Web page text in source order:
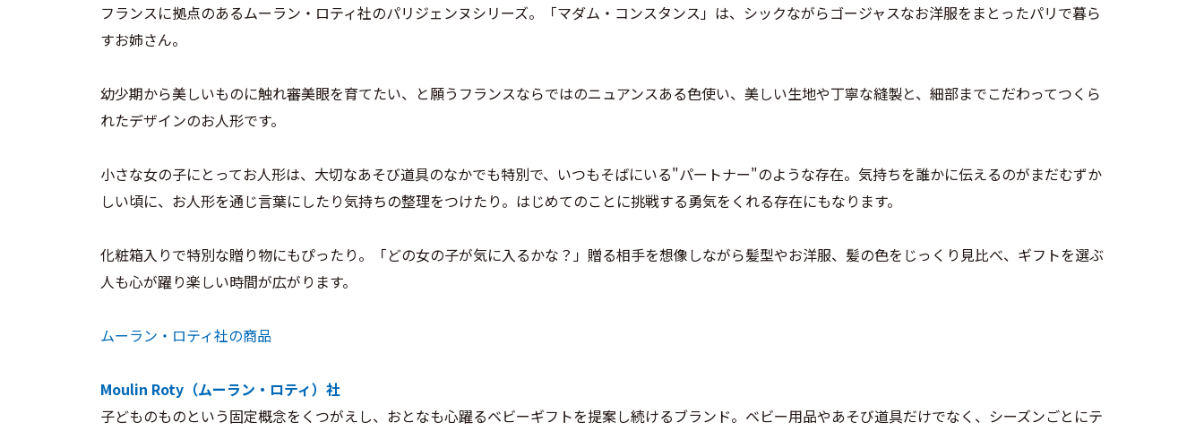
フランスに拠点のあるムーラン・ロティ社のパリジェンヌシリーズ。「マダム・コンスタンス」は、シックながらゴージャスなお洋服をまとったパリで暮ら
すお姉さん。
幼少期から美しいものに触れ審美眼を育てたい、と願うフランスならではのニュアンスある色使い、美しい生地や丁寧な縫製と、細部までこだわってつくら
れたデザインのお人形です。
小さな女の子にとってお人形は、大切なあそび道具のなかでも特別で、いつもそばにいる"パートナー"のような存在。気持ちを誰かに伝えるのがまだむずか
しい頃に、お人形を通じ言葉にしたり気持ちの整理をつけたり。はじめてのことに挑戦する勇気をくれる存在にもなります。
化粧箱入りで特別な贈り物にもぴったり。「どの女の子が気に入るかな？」贈る相手を想像しながら髪型やお洋服、髪の色をじっくり見比べ、ギフトを選ぶ
人も心が躍り楽しい時間が広がります。
ムーラン・ロティ社の商品
Moulin Roty（ムーラン・ロティ）社
子どものものという固定概念をくつがえし、おとなも心躍るベビーギフトを提案し続けるブランド。ベビー用品やあそび道具だけでなく、シーズンごとにテ